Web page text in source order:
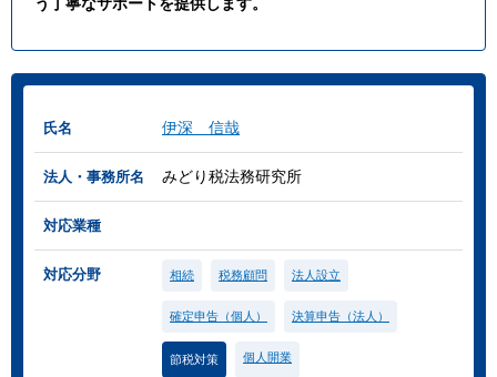
氏名 伊深 信哉
法人・事務所名 みどり税法務研究所
対応業種
対応分野 相続 税務顧問 法人設立
確定申告（個人） 決算申告（法人）
節税対策 個人開業